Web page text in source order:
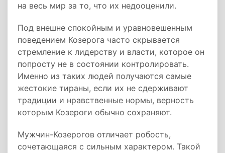
на весь мир за то, что их недооценили.
Под внешне спокойным и уравновешенным
поведением Козерога часто скрывается
стремление к лидерству и власти, которое он
попросту не в состоянии контролировать.
Именно из таких людей получаются самые
жестокие тираны, если их не сдерживают
традиции и нравственные нормы, верность
которым Козероги обычно сохраняют.
Мужчин-Козерогов отличает робость,
сочетающаяся с сильным характером. Такой